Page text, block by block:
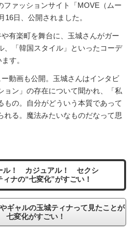
ファッションサイト「MOVE（ムー
16日、公開されました。
有楽町を舞台に、玉城さんがガー
、「韓国スタイル」といったコーデ
す。
動画も公開。玉城さんはインタビ
ョン」の存在について聞かれ、「私
もの。自分がどういう本質であって
れる。魔法みたいなものだなって思
ル！ カジュアル！ セクシ
ナの“七変化”がすごい！
ギャルの玉城ティナって見たことが
七変化がすごい！